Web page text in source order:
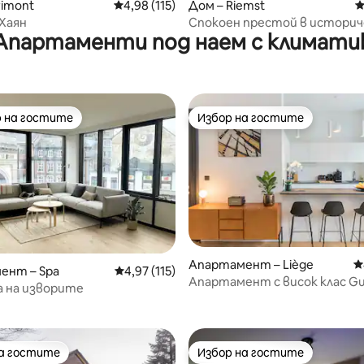
Средна оценка: 4,98 от 5, 115 отзива
4,98 (115)
Дом – Riemst
Спокоен престой в
двор
под наем с
5, 191 отзива
избор на гостите
на гостите
– Spa Средна оценка: 4,97 от 5, 115 отзива
4,97 (115)
на изворите
Избор на гостите
Избор на гостите
Апартамент – Liège
Апартамент с висок клас
гостите
гостите Избор на гостите
Избор на гостите